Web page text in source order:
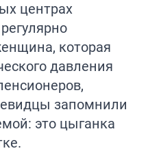
центрах
которая
давления
запомнили
это цыганка